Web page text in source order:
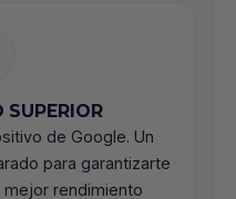
SUPERIOR
de Google. Un
para garantizarte
mejor rendimiento